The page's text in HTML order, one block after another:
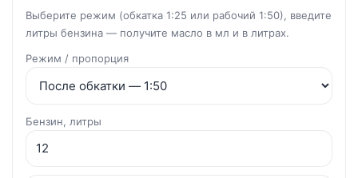
Выберите режим (обкатка 1:25 или рабочий 1:50), введите
литры бензина — получите масло в мл и в литрах.
Режим / пропорция
Бензин, литры